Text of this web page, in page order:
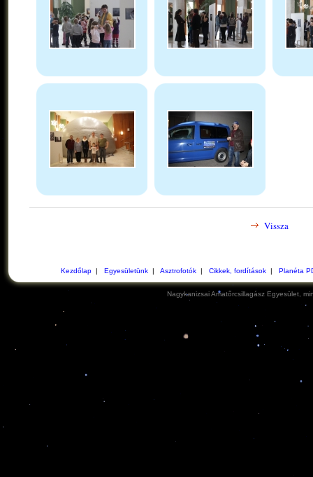
Vissza
Kezdőlap| Egyesületünk| Asztrofotók| Cikkek, fordítások| Planéta
Nagykanizsai Amatőrcsillagász Egyesület,